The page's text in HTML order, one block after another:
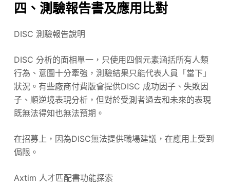
四、測驗報告書及應用比對
DISC 測驗報告說明
DISC 分析的面相單一，只使用四個元素涵括所有人類
行為、意圖十分牽強，測驗結果只能代表人員「當下」
狀況。有些廠商付費版會提供DISC 成功因子、失敗因
子、順逆境表現分析，但對於受測者過去和未來的表現
既無法得知也無法預期。
在招募上，因為DISC無法提供職場建議，在應用上受到
侷限。
Axtim 人才匹配書功能探索